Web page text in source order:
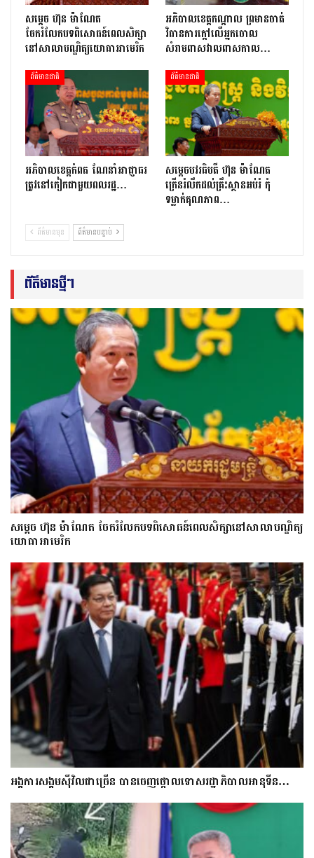
សម្តេច ហ៊ុន ម៉ាណែត
ចែករំលែកបទពិសោធន៍ពេលសិក្សា
នៅសាលាបណ្ឌិត្យ​យោ​ធា​អាមេរិក
អភិបាលខេត្តកណ្ដាល ព្រមានចាត់
វិធានការក្ដៅលើអ្នកចោល
សំរាមពាសវាលពាសកាល…
ព័ត៌មានជាតិ
អភិបាលខេត្តកំពត ណែនាំអាជ្ញាធរ
ត្រូវនៅកៀកជាមួយពលរដ្ឋ…
ព័ត៌មានជាតិ
សម្តេចបវរធិបតី ហ៊ុន ម៉ាណែត
ក្រើនរំលឹកដល់គ្រឹះស្ថានអប់រំ កុំ
ទម្លាក់គុណភាព…
ព័ត៌មានមុន ព័ត៌មានបន្ទាប់
ព័ត៌មានថ្មីៗ
សម្តេច ហ៊ុន ម៉ាណែត ចែករំលែកបទពិសោធន៍ពេលសិក្សានៅសាលាបណ្ឌិត្យ​
យោ​ធា​អាមេរិក
អង្គការសង្គមស៊ីវិលជាច្រើន បានចេញថ្កោលទោសរដ្ឋាភិបាលអានុទីន…